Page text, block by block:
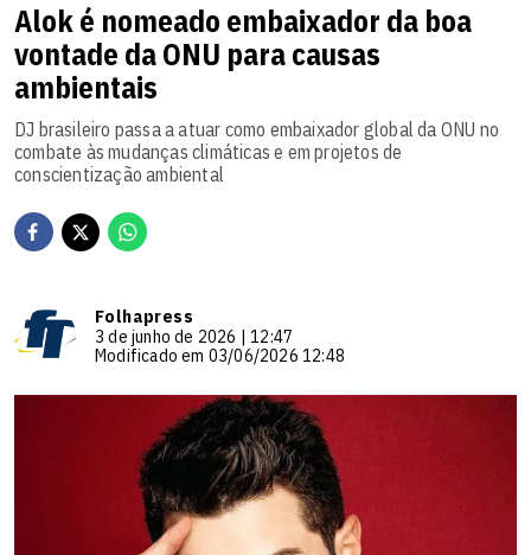
Alok é nomeado embaixador da boa
vontade da ONU para causas
ambientais
DJ brasileiro passa a atuar como embaixador global da ONU no
combate às mudanças climáticas e em projetos de
conscientização ambiental
Folhapress
3 de junho de 2026 | 12:47
Modificado em 03/06/2026 12:48